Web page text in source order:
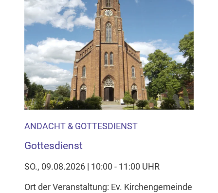
ANDACHT & GOTTESDIENST
Gottesdienst
SO., 09.08.2026 | 10:00 - 11:00 UHR
Ort der Veranstaltung: Ev. Kirchengemeinde